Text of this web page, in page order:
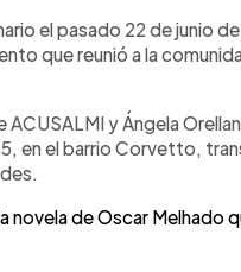
el pasado 22 de junio
que reunió a la
y Ángela
en el barrio Corvetto,
de Oscar Melhado